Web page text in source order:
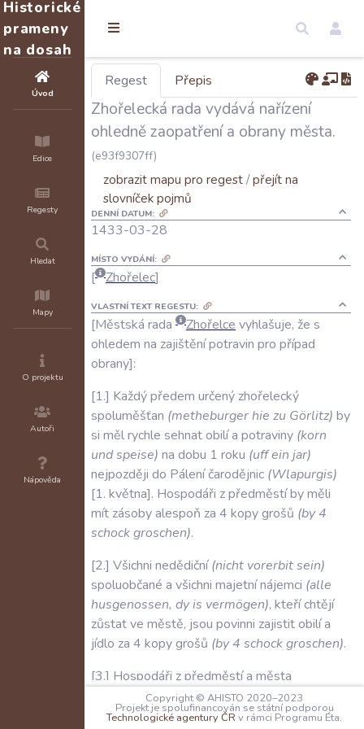
Historické
prameny
na dosah
Úvod
Edice
Regesty
Hledat
Mapy
O projektu
Autoři
Nápověda
Regest Přepis
Zhořelecká rada vydává nařízení
ohledně zaopatření a obrany města.
(e93f9307ff)
zobrazit mapu pro regest/přejít na
slovníček pojmů
DENNÍ DATUM:
1433-03-28
MÍSTO VYDÁNÍ:
Zhořelec
VLASTNÍ TEXT REGESTU:
Městská rada Zhořelce vyhlašuje, že s
ohledem na zajištěnípotravin pro případ
obrany :
1. Každýpředem určený zhořelecký
spoluměšťan (metheburgerhie zu Görlitz) by
si mělrychle sehnatobilía potraviny (korn
undspeise) na dobu 1 roku (uffein jar)
nejpozději do Páleníčarodějnic (Wlapurgis)
1. května . Hospodáři zpředměstíbyměli
mít zásobyalespoň za 4 kopygrošů (by4
schockgroschen).
2. Všichni nedědiční(nicht vorerbitsein)
spoluobčané a všichni majetnínájemci (alle
husgenossen, dyis vermögen), kteříchtějí
zůstatve městě, jsou povinni zajistitobilía
jídlo za 4 kopygrošů (by4 schockgroschen).
3. Hospodáři zpředměstía města
nezpůsobilíobraně,ati,kteřínemohou
jídloapotřeby,byměliopustitměstodo
Copyright © AHISTO 2020–2023
Projekt je spolufinancován se státní podporou
Technologické agentury ČR v rámci Programu Éta.